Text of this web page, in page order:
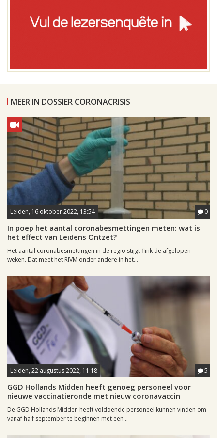
MEER IN DOSSIER CORONACRISIS
Leiden, 16 oktober 2022, 13:54 0
In poep het aantal coronabesmettingen meten: wat is
het effect van Leidens Ontzet?
Het aantal coronabesmettingen in de regio stijgt flink de afgelopen
weken. Dat meet het RIVM onder andere in het...
Leiden, 22 augustus 2022, 11:18 5
GGD Hollands Midden heeft genoeg personeel voor
nieuwe vaccinatieronde met nieuw coronavaccin
De GGD Hollands Midden heeft voldoende personeel kunnen vinden om
vanaf half september te beginnen met een...